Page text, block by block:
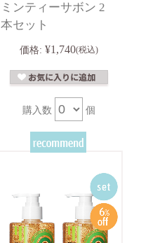
ミンティーサボン 2
本セット
価格: ¥1,740(税込)
購入数 個